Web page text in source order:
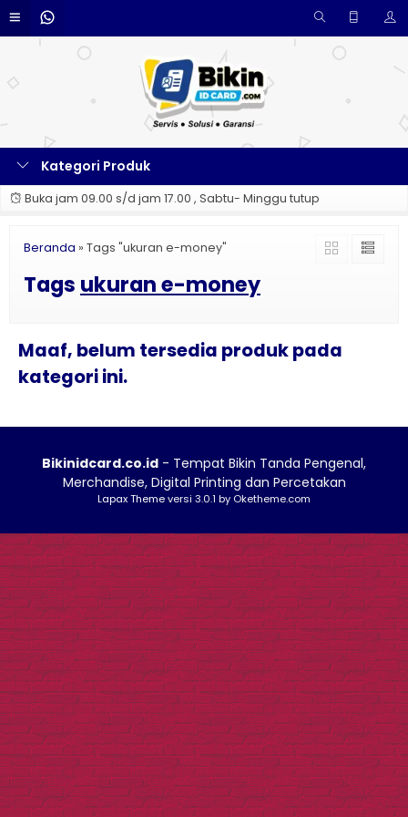
Kategori Produk
Buka jam 09.00 s/d jam 17.00 , Sabtu- Minggu tutup
Beranda » Tags "ukuran e-money"
Tags ukuran e-money
Maaf, belum tersedia produk pada
kategori ini.
Bikinidcard.co.id - Tempat Bikin Tanda Pengenal,
Merchandise, Digital Printing dan Percetakan
Lapax Themeversi 3.0.1 by Oketheme.com